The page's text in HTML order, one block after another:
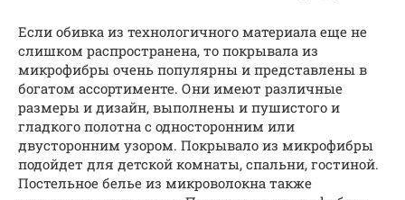
Если обивка из технологичного материала еще не
слишком распространена, то покрывала из
микрофибры очень популярны и представлены в
богатом ассортименте. Они имеют различные
размеры и дизайн, выполнены и пушистого и
гладкого полотна с односторонним или
двусторонним узором. Покрывало из микрофибры
подойдет для детской комнаты, спальни, гостиной.
Постельное белье из микроволокна также